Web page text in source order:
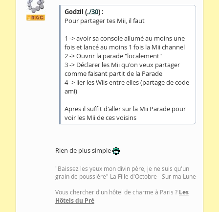
Godzil (./30) :
Pour partager tes Mii, il faut
1 -> avoir sa console allumé au moins une
fois et lancé au moins 1 fois la Mii channel
2 -> Ouvrir la parade "localement"
3 -> Déclarer les Mii qu'on veux partager
comme faisant partit de la Parade
4 -> lier les Wiis entre elles (partage de code
ami)
Apres il suffit d'aller sur la Mii Parade pour
voir les Mii de ces voisins
Rien de plus simple
"Baissez les yeux mon divin père, je ne suis qu'un
grain de poussière" La Fille d'Octobre - Sur ma Lune
Vous chercher d'un hôtel de charme à Paris ? Les
Hôtels du Pré